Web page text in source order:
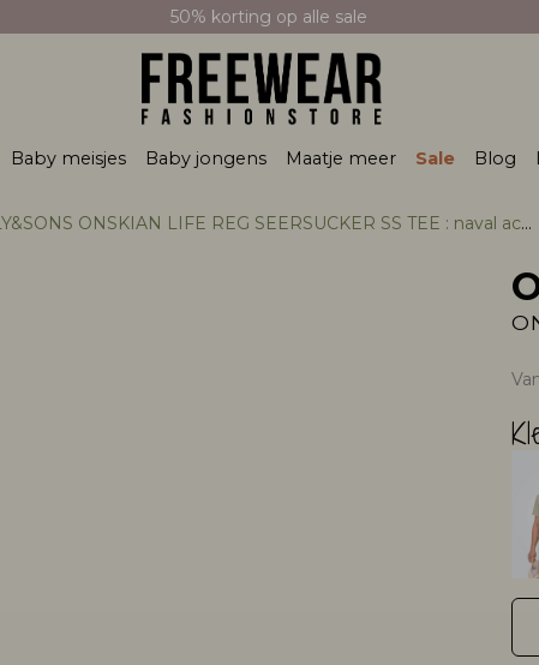
50% korting op alle sale
Baby meisjes Baby jongens Maatje meer Sale Blog
ONSKIAN LIFE REG SEERSUCKER SS TEE : naval academy